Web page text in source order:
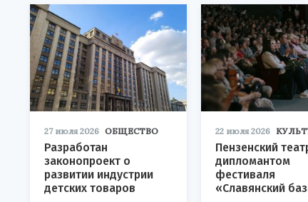
27 июля 2026 ОБЩЕСТВО
Разработан
законопроект о
развитии индустрии
детских товаров
22 июля 2026
Пензенский
дипломантом
фестиваля
«Славянский